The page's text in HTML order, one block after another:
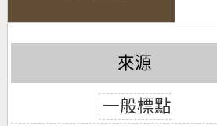
來源
一般標點